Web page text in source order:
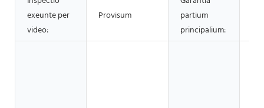
exeunte per
video:
Provisum
partium
principalium: